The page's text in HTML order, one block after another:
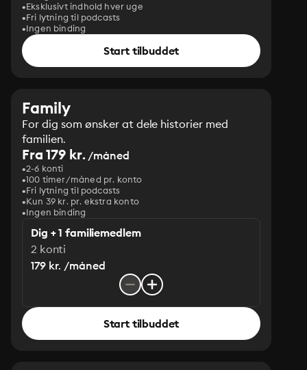
Eksklusivt indhold hver uge
Fri lytning til podcasts
Ingen binding
Start tilbuddet
Family
For dig som ønsker at dele historier med
familien.
Fra 179 kr./måned
2-6 konti
100 timer/måned pr. konto
Fri lytning til podcasts
Kun 39 kr. pr. ekstra konto
Ingen binding
Dig + 1 familiemedlem
2 konti
179 kr. /måned
Start tilbuddet